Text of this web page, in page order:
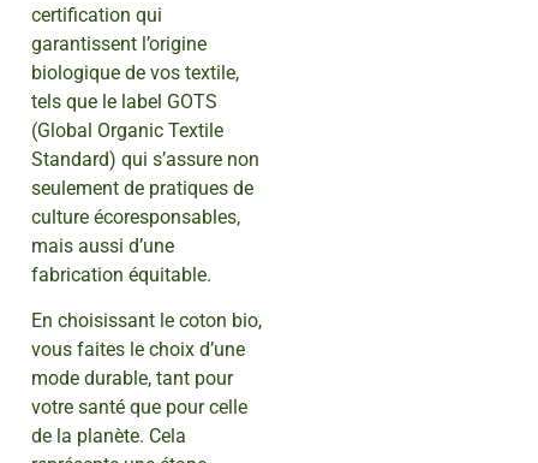
certification qui
garantissent l’origine
biologique de vos textile,
tels que le label GOTS
(Global Organic Textile
Standard) qui s’assure non
seulement de pratiques de
culture écoresponsables,
mais aussi d’une
fabrication équitable.
En choisissant le coton bio,
vous faites le choix d’une
mode durable, tant pour
votre santé que pour celle
de la planète. Cela